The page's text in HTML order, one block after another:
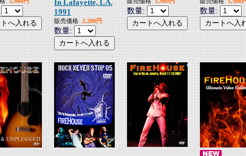
In Lafayette, LA.
1991
販売価格 2,200円
数量:
数量: 数量: